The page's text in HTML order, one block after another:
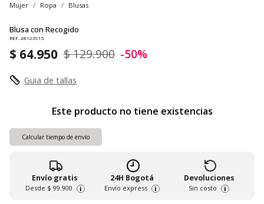
Mujer Ropa Blusas
Blusa con Recogido
REF. 28123915
$ 64.950 $ 129.900 -50%
Guia de tallas
Este producto no tiene existencias
Calcular tiempo de envío
Envío gratis
Desde $ 99.900 i
24H Bogotá
Envío express i
Devoluciones
Sin costo i